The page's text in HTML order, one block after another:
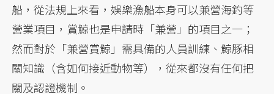
船，從法規上來看，娛樂漁船本身可以兼營海釣等
營業項目，賞鯨也是申請時「兼營」的項目之一；
然而對於「兼營賞鯨」需具備的人員訓練、鯨豚相
關知識（含如何接近動物等），從來都沒有任何把
關及認證機制。